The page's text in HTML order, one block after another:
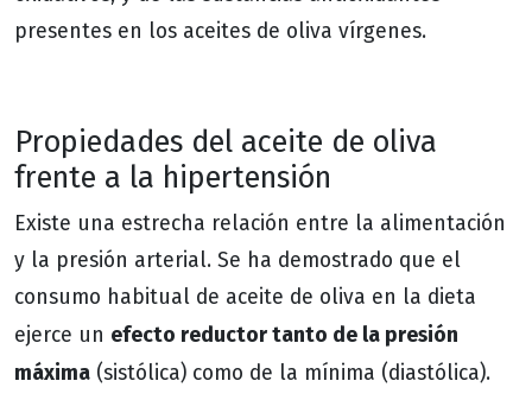
presentes en los aceites de oliva vírgenes.
Propiedades del aceite de oliva
frente a la hipertensión
Existe una estrecha relación entre la alimentación
y la presión arterial. Se ha demostrado que el
consumo habitual de aceite de oliva en la dieta
ejerce un efecto reductor tanto de la presión
máxima (sistólica) como de la mínima (diastólica).